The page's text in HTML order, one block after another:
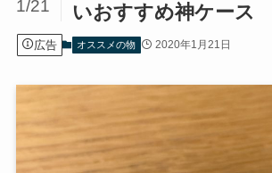
いおすすめ神ケース
1/21
広告 オススメの物 2020年1月21日